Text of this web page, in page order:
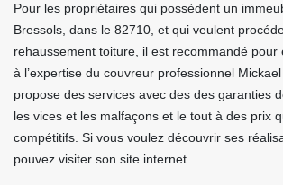
Pour les propriétaires qui possèdent un
Bressols, dans le 82710, et qui veulent
rehaussement toiture, il est recommandé pour
à l’expertise du couvreur professionnel
propose des services avec des des garanties
les vices et les malfaçons et le tout à des prix
compétitifs. Si vous voulez découvrir ses
pouvez visiter son site internet.